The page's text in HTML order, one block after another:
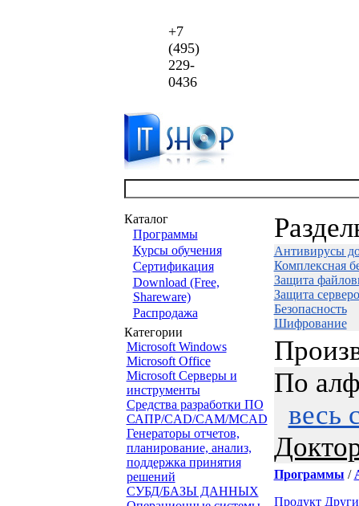
+7
(495)
229-
0436
Каталог
Программы
Курсы обучения
Сертификация
Download (Free,
Shareware)
Распродажа
Категории
Microsoft Windows
Microsoft Office
Microsoft Серверы и
инструменты
Средства разработки ПО
САПР/CAD/CAM/MCAD
Генераторы отчетов,
планирование, анализ,
поддержка принятия
решений
СУБД/БАЗЫ ДАННЫХ
Антивирусы
Комплексная
Защита
Защита
Безопасность
Шифрование
По
весь
Программы /
Продукт